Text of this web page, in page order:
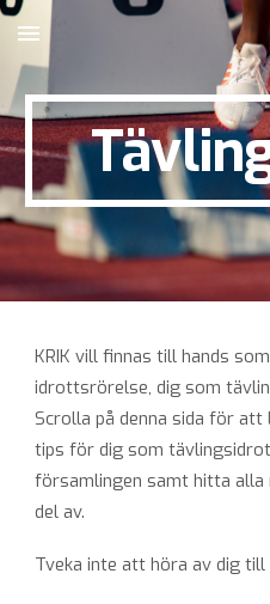
Skip to main content
KRIK vill finnas till hands
idrottsrörelse, dig som
Scrolla på denna sida för
tips för dig som
församlingen samt hitta
del av.
Tveka inte att höra av dig